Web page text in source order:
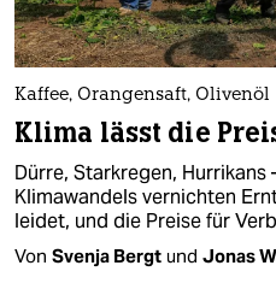
Kaffee, Orangensaft, Olivenöl
Klima lässt die
Dürre, Starkregen, Hurrikans
Klimawandels vernichten
leidet, und die Preise für
Von Svenja Bergt und Jonas